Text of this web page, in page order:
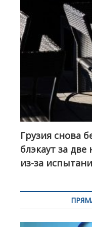
Грузия снова
блэкаут за
из-за